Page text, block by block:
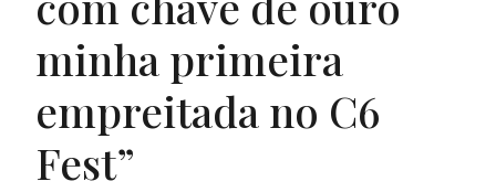
minha primeira
empreitada no C6
Fest”